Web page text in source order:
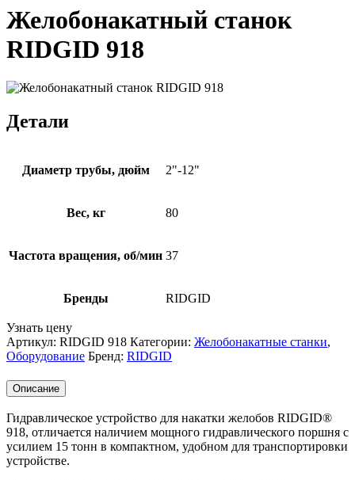
Желобонакатный станок
RIDGID 918
Детали
Диаметр трубы, дюйм 2"-12"
Вес, кг 80
Частота вращения, об/мин 37
Бренды RIDGID
Узнать цену
Артикул: RIDGID 918 Категории: Желобонакатные станки,
Оборудование Бренд: RIDGID
Описание
Гидравлическое устройство для накатки желобов RIDGID®
918, отличается наличием мощного гидравлического поршня с
усилием 15 тонн в компактном, удобном для транспортировки
устройстве.